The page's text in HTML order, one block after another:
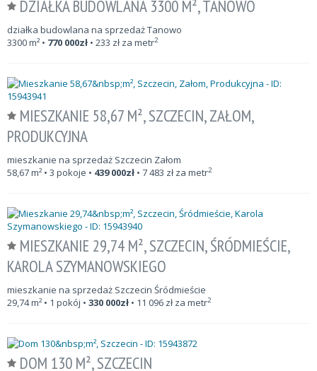
DZIAŁKA BUDOWLANA 3300 M², TANOWO
działka budowlana na sprzedaż Tanowo
3300m² • 770 000zł • 233 zł za metr2
MIESZKANIE 58,67 M², SZCZECIN, ZAŁOM,
PRODUKCYJNA
mieszkanie na sprzedaż Szczecin Załom
58,67m² • 3 pokoje • 439 000zł • 7 483 zł za metr2
MIESZKANIE 29,74 M², SZCZECIN, ŚRÓDMIEŚCIE,
KAROLA SZYMANOWSKIEGO
mieszkanie na sprzedaż Szczecin Śródmieście
29,74m² • 1 pokój • 330 000zł • 11 096 zł za metr2
DOM 130 M², SZCZECIN